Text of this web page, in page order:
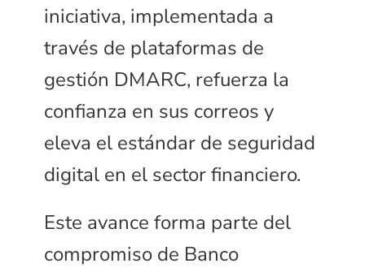
iniciativa, implementada a
través de plataformas de
gestión DMARC, refuerza la
confianza en sus correos y
eleva el estándar de seguridad
digital en el sector financiero.
Este avance forma parte del
compromiso de Banco